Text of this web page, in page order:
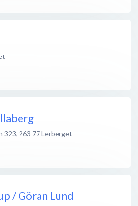
323, 263 77Lerberget
/ Göran Lund